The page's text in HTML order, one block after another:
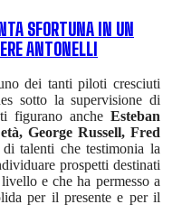
SFORTUNA IN UN
ANTONELLI
dei tanti piloti cresciuti
sotto la supervisione di
figurano anche Esteban
George Russell, Fred
talenti che testimonia la
prospetti destinati
e che ha permesso a
per il presente e per il